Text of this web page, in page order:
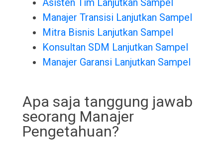
Asisten Tim Lanjutkan Sampel
Manajer Transisi Lanjutkan Sampel
Mitra Bisnis Lanjutkan Sampel
Konsultan SDM Lanjutkan Sampel
Manajer Garansi Lanjutkan Sampel
Apa saja tanggung jawab
seorang Manajer
Pengetahuan?